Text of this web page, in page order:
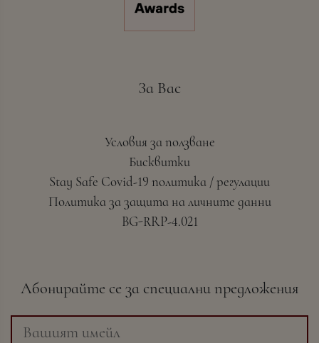
За Вас
Условия за ползване
Бисквитки
Stay Safe Covid-19 политика / регулации
Политика за защита на личните данни
BG-RRP-4.021
Абонирайте се за специални предложения